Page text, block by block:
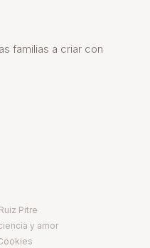
familias a criar con
Pitre
y amor